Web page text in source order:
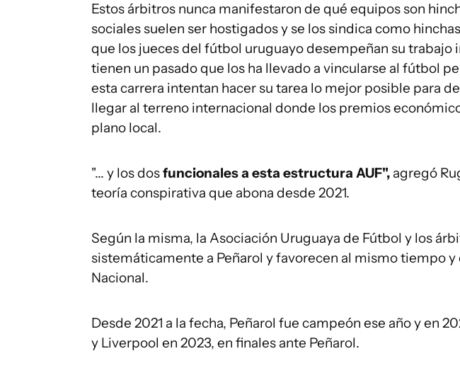
Estos árbitros nunca manifestaron de qué equipos son
sociales suelen ser hostigados y se los sindica como
que los jueces del fútbol uruguayo desempeñan su
tienen un pasado que los ha llevado a vincularse al fútbol
esta carrera intentan hacer su tarea lo mejor posible para
llegar al terreno internacional donde los premios
plano local.
"... y los dosfuncionales a esta estructura AUF", agregó
teoría conspirativa que abona desde 2021.
Según la misma, la Asociación Uruguaya de Fútbol y los
sistemáticamente a Peñarol y favorecen al mismo tiempo
Nacional.
Desde 2021 a la fecha, Peñarol fue campeón ese año y en
y Liverpool en 2023, en finales ante Peñarol.